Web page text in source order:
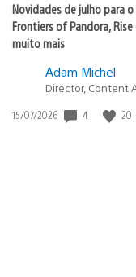
Novidades de julho para
Frontiers of Pandora,
muito mais
Adam Michel
Director, Content
Data
15/07/2026 4 20